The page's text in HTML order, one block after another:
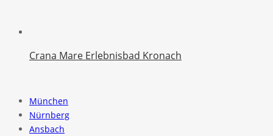
Crana Mare Erlebnisbad Kronach
München
Nürnberg
Ansbach